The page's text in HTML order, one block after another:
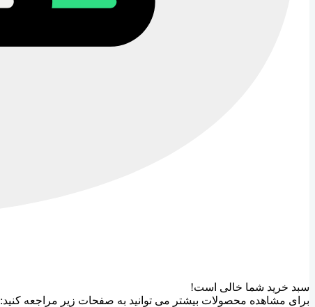
سبد خرید شما خالی است!
برای مشاهده محصولات بیشتر می توانید به صفحات زیر مراجعه کنید: